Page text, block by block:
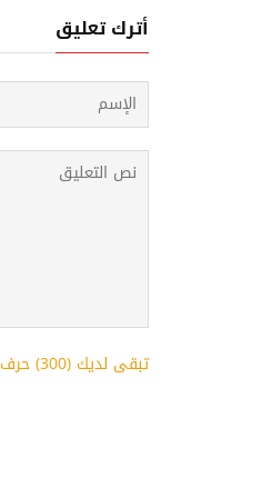
أترك تعليق
تبقى لديك (300) حرف